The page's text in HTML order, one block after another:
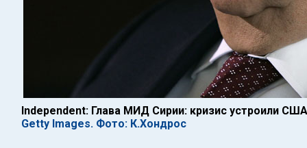
Independent: Глава МИД Сирии: кризис устроили США
Getty Images. Фото: К.Хондрос